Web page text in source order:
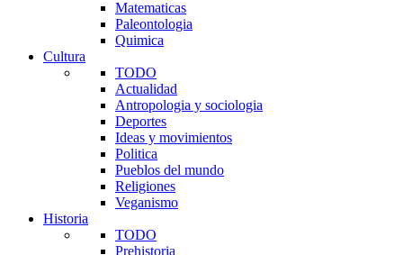
Matematicas
Paleontologia
Quimica
Cultura
TODO
Actualidad
Antropologia y sociologia
Deportes
Ideas y movimientos
Politica
Pueblos del mundo
Religiones
Veganismo
Historia
TODO
Prehistoria